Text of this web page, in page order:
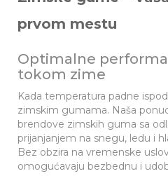
prvom mestu
Optimalne
tokom zime
Kada temperatura padne
zimskim gumama. Naša
brendove zimskih guma sa
prijanjanjem na snegu, ledu i
Bez obzira na vremenske
omogućavaju bezbednu i